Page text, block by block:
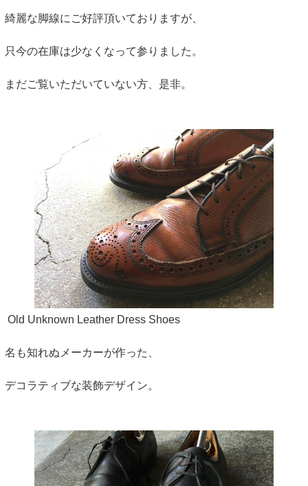
綺麗な脚線にご好評頂いておりますが、
只今の在庫は少なくなって参りました。
まだご覧いただいていない方、是非。
Old Unknown Leather Dress Shoes
名も知れぬメーカーが作った、
デコラティブな装飾デザイン。